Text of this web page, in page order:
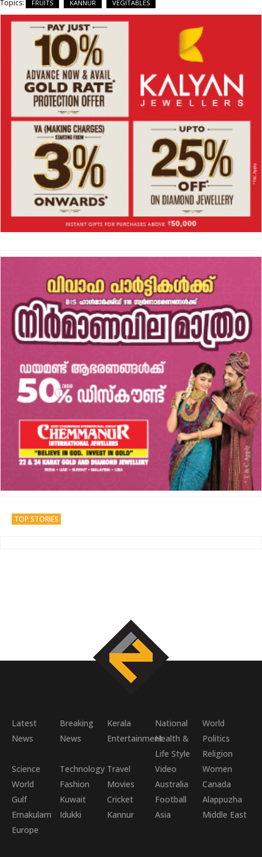
Topics: FRUITS KANNUR VEGITABLES
TOP STORIES
Latest
News
Breaking
News
Kerala National
World
EntertainmentHealth &
Life Style
Politics
Religion
Science
World
Technology Travel Video
Women
Fashion
Movies Australia
Canada
Gulf
Kuwait Cricket Football
Alappuzha
Ernakulam
Idukki Kannur Asia
Middle East
Europe